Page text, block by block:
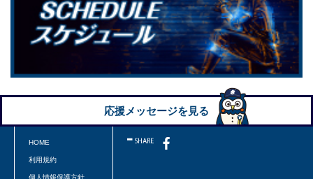
応援メッセージを見る
HOME
利用規約